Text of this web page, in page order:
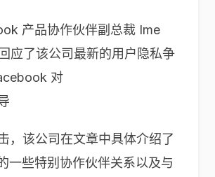
产品协作伙伴副总裁 Ime
应了该公司最新的用户隐私争
对
，该公司在文章中具体介绍了
一些特别协作伙伴关系以及与